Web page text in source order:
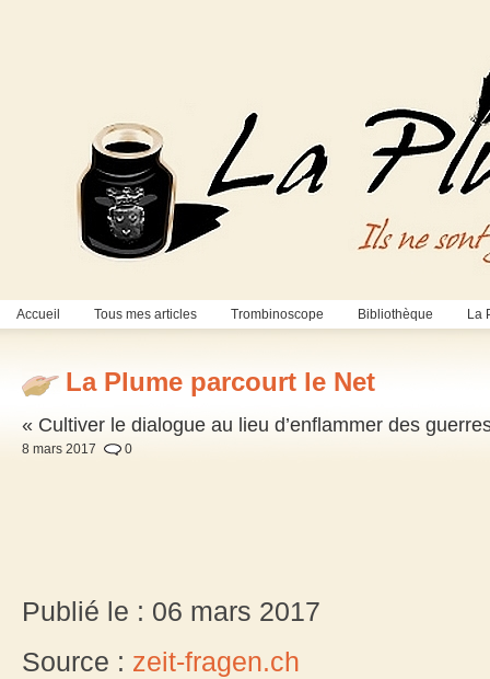
Accueil Tous mes articles Trombinoscope Bibliothèque La
La Plume parcourt le Net
« Cultiver le dialogue au lieu d’enflammer des
8 mars 2017 0
Publié le : 06 mars 2017
Source : zeit-fragen.ch